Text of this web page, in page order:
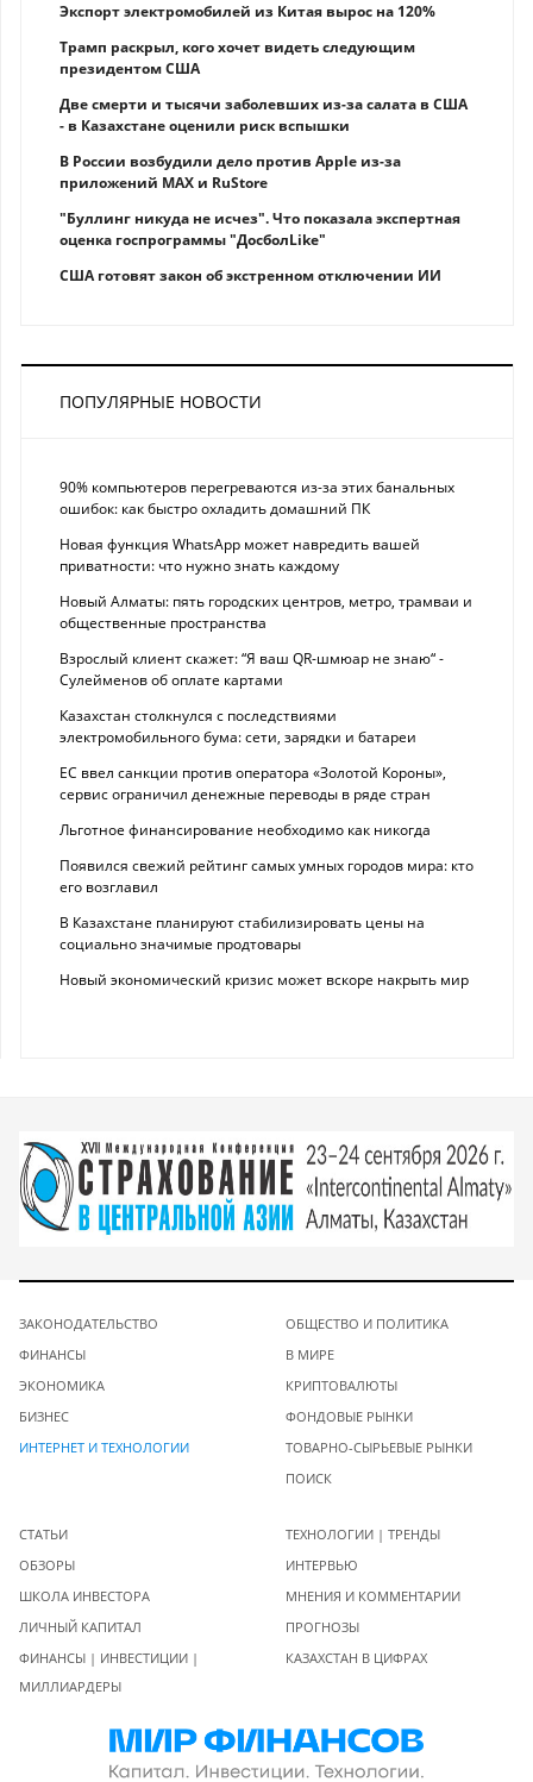
Экспорт электромобилей из Китая вырос на 120%
Трамп раскрыл, кого хочет видеть следующим
президентом США
Две смерти и тысячи заболевших из-за салата в США
- в Казахстане оценили риск вспышки
В России возбудили дело против Apple из-за
приложений MAX и RuStore
"Буллинг никуда не исчез". Что показала экспертная
оценка госпрограммы "ДосболLike"
США готовят закон об экстренном отключении ИИ
ПОПУЛЯРНЫЕ НОВОСТИ
90% компьютеров перегреваются из-за этих банальных
ошибок: как быстро охладить домашний ПК
Новая функция WhatsApp может навредить вашей
приватности: что нужно знать каждому
Новый Алматы: пять городских центров, метро, трамваи и
общественные пространства
Взрослый клиент скажет: “Я ваш QR-шмюар не знаю“ -
Сулейменов об оплате картами
Казахстан столкнулся с последствиями
электромобильного бума: сети, зарядки и батареи
ЕС ввел санкции против оператора «Золотой Короны»,
сервис ограничил денежные переводы в ряде стран
Льготное финансирование необходимо как никогда
Появился свежий рейтинг самых умных городов мира: кто
его возглавил
В Казахстане планируют стабилизировать цены на
социально значимые продтовары
Новый экономический кризис может вскоре накрыть мир
ЗАКОНОДАТЕЛЬСТВО
ФИНАНСЫ
ЭКОНОМИКА
БИЗНЕС
ИНТЕРНЕТ И ТЕХНОЛОГИИ
ОБЩЕСТВО И ПОЛИТИКА
В МИРЕ
КРИПТОВАЛЮТЫ
ФОНДОВЫЕ РЫНКИ
ТОВАРНО-СЫРЬЕВЫЕ РЫНКИ
ПОИСК
СТАТЬИ
ОБЗОРЫ
ШКОЛА ИНВЕСТОРА
ЛИЧНЫЙ КАПИТАЛ
ФИНАНСЫ | ИНВЕСТИЦИИ |
МИЛЛИАРДЕРЫ
ТЕХНОЛОГИИ | ТРЕНДЫ
ИНТЕРВЬЮ
МНЕНИЯ И КОММЕНТАРИИ
ПРОГНОЗЫ
КАЗАХСТАН В ЦИФРАХ